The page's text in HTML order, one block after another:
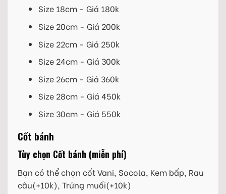
Size 18cm - Giá 180k
Size 20cm - Giá 200k
Size 22cm - Giá 250k
Size 24cm - Giá 300k
Size 26cm - Giá 360k
Size 28cm - Giá 450k
Size 30cm - Giá 550k
Cốt bánh
Tùy chọn Cốt bánh (miễn phí)
Bạn có thể chọn cốt Vani, Socola, Kem bấp, Rau
câu(+10k), Trứng muối(+10k)